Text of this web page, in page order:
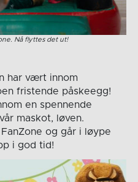
Nå flyttes det ut!
har vært innom
fristende påskeegg!
en spennende
maskot, løven.
og går i løype
i god tid!